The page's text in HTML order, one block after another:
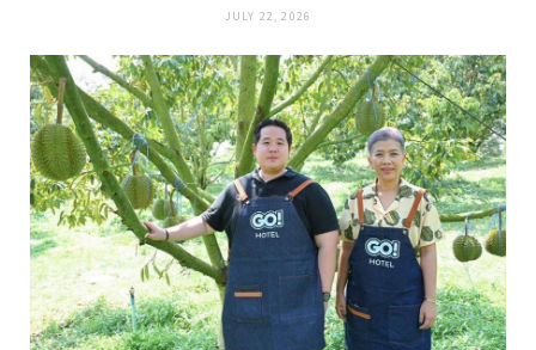
JULY 22, 2026